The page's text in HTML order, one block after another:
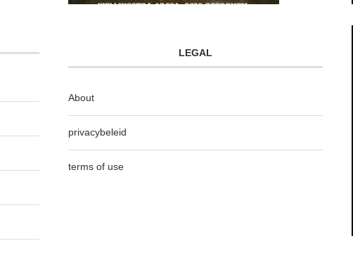
LEGAL
About
privacybeleid
terms of use